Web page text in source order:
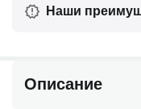
Наши
Описание